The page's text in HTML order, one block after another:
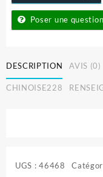
Poser une question
DESCRIPTION AVIS (0)
CHINOISE228
UGS :46468